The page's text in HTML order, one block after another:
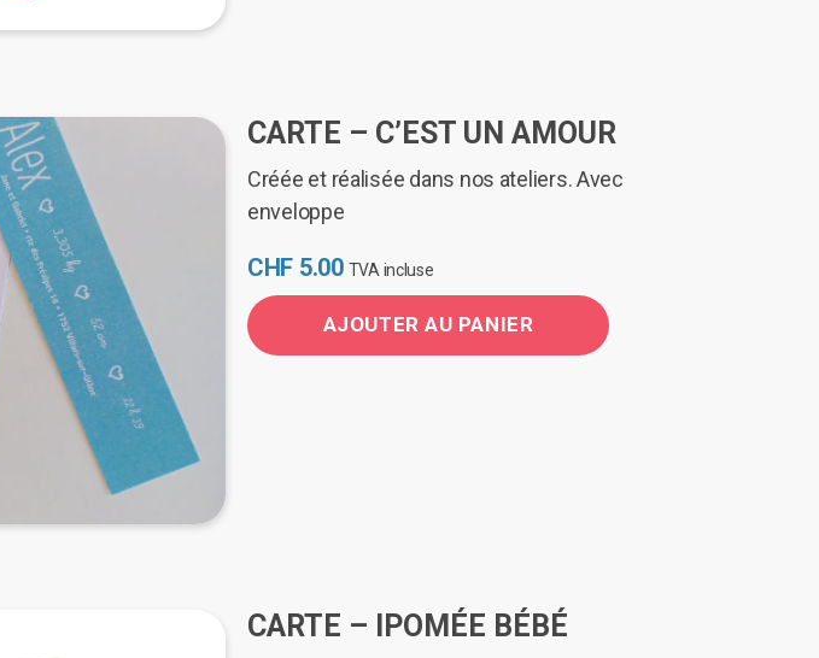
CARTE – C’EST UN AMOUR
Créée et réalisée dans nos ateliers. Avec
enveloppe
CHF 5.00 TVA incluse
AJOUTER AU PANIER
CARTE – IPOMÉE BÉBÉ